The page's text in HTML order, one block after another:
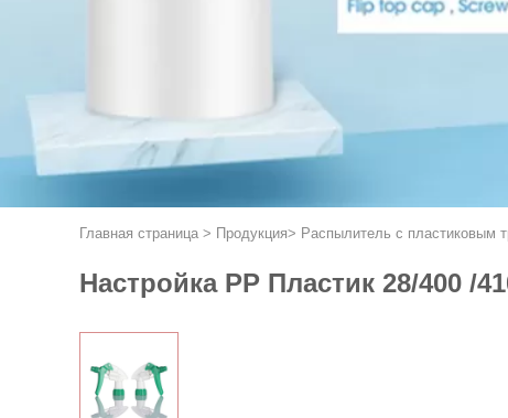
Главная страница > Продукция> Распылитель с пластиковым
Настройка PP Пластик 28/400 /